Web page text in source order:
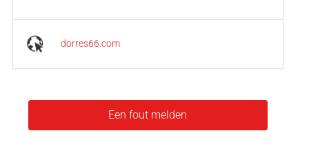
dorres66.com
Een fout melden